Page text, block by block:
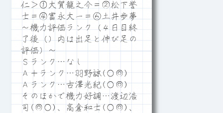
仁＞①大賀龍之介＝②松下誉
士＝④富永大一＝⑥土井歩夢
～機力評価ランク（４日目終
了後（）内は出足と伸び足の
評価）～
Ｓランク…なし
Ａ＋ランク…羽野諒(○◎)
Ａランク…古澤光紀(○◎)
そのほかで機力好調…渡辺浩
司(◎○)、高倉和士(○◎)、